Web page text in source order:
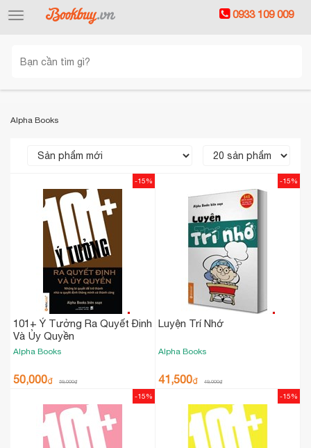
Toggle
0933 109 009
Alpha Books
101+ Ý Tưởng Ra Quyết Định
Và Ủy Quyền
Alpha Books
50,000₫ 59,000₫
-15%
Luyện Trí Nhớ
Alpha Books
41,500₫ 49,000₫
-15%
-15% -15%